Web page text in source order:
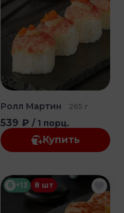
Ролл Мартин 265 г
539 ₽ / 1 порц.
Купить
б +13 8 шт